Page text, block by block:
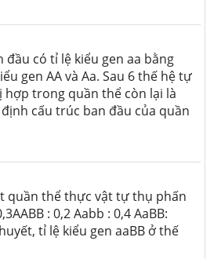
có tỉ lệ kiểu gen aa bằng
gen AA và Aa. Sau 6 thế hệ tự
hợp trong quần thể còn lại là
định cấu trúc ban đầu của quần
quần thể thực vật tự thụ phấn
: 0,2 Aabb : 0,4 AaBB:
tỉ lệ kiểu gen aaBB ở thế